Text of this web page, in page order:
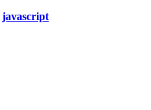
javascript